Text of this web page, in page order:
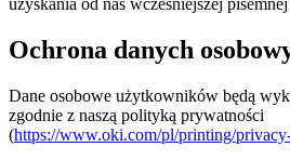
Ochrona danych
Dane osobowe użytkowników będą
zgodnie z naszą polityką prywatności
(https://www.oki.com/pl/printing/